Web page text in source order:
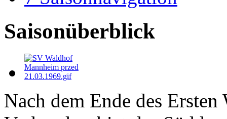
Saisonüberblick
Nach dem Ende des